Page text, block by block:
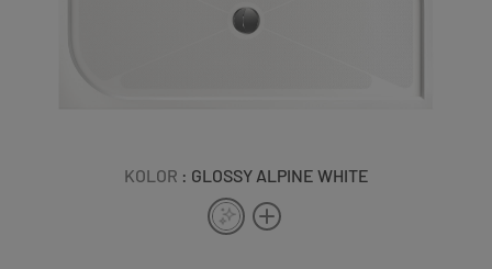
KOLOR : GLOSSY ALPINE WHITE